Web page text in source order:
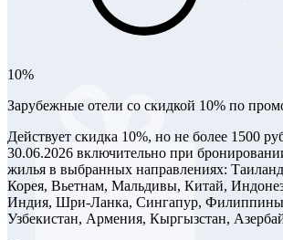
10%
Зарубежные отели со скидкой 10% по
Действует скидка 10%, но не более 1500
30.06.2026 включительно при
жилья в выбранных направлениях:
Корея, Вьетнам, Мальдивы, Китай,
Индия, Шри-Ланка, Сингапур, Филиппины,
Узбекистан, Армения, Кыргызстан,